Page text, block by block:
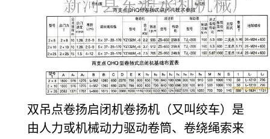
双吊点卷扬启闭机卷扬机（又叫绞车）是
由人力或机械动力驱动卷筒、卷绕绳索来